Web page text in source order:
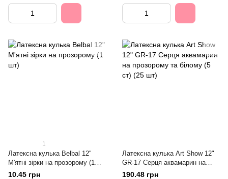
1
Латексна кулька Belbal 12"
М'ятні зірки на прозорому (1
шт)
10.45 грн
Латексна кулька Art Show 12"
GR-17 Серця аквамарин на
прозорому та білому (5 ст) (25
190.48 грн